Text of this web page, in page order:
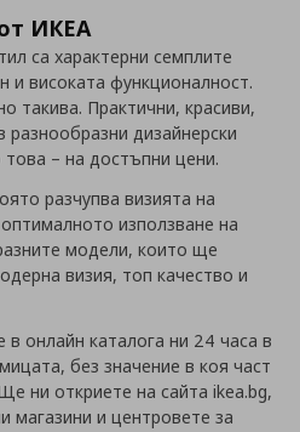
ИКЕА
са характерни семплите
и високата функционалност.
такива. Практични, красиви,
дизайнерски
– на достъпни цени.
разчупва визията на
използване на
модели, които ще
визия, топ качество и
онлайн каталога ни 24 часа в
без значение в коя част
ни откриете на сайта ikea.bg,
магазини и центровете за